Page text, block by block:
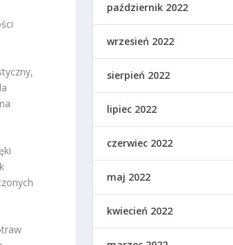
październik 2022
wrzesień 2022
sierpień 2022
lipiec 2022
czerwiec 2022
maj 2022
kwiecień 2022